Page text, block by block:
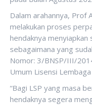
Dalam arahannya, Prof
melakukan proses
hendaknya
sebagaimana yang
Nomor: 3/BNSP/III/
Umum Lisensi
“Bagi LSP yang masa
hendaknya segera